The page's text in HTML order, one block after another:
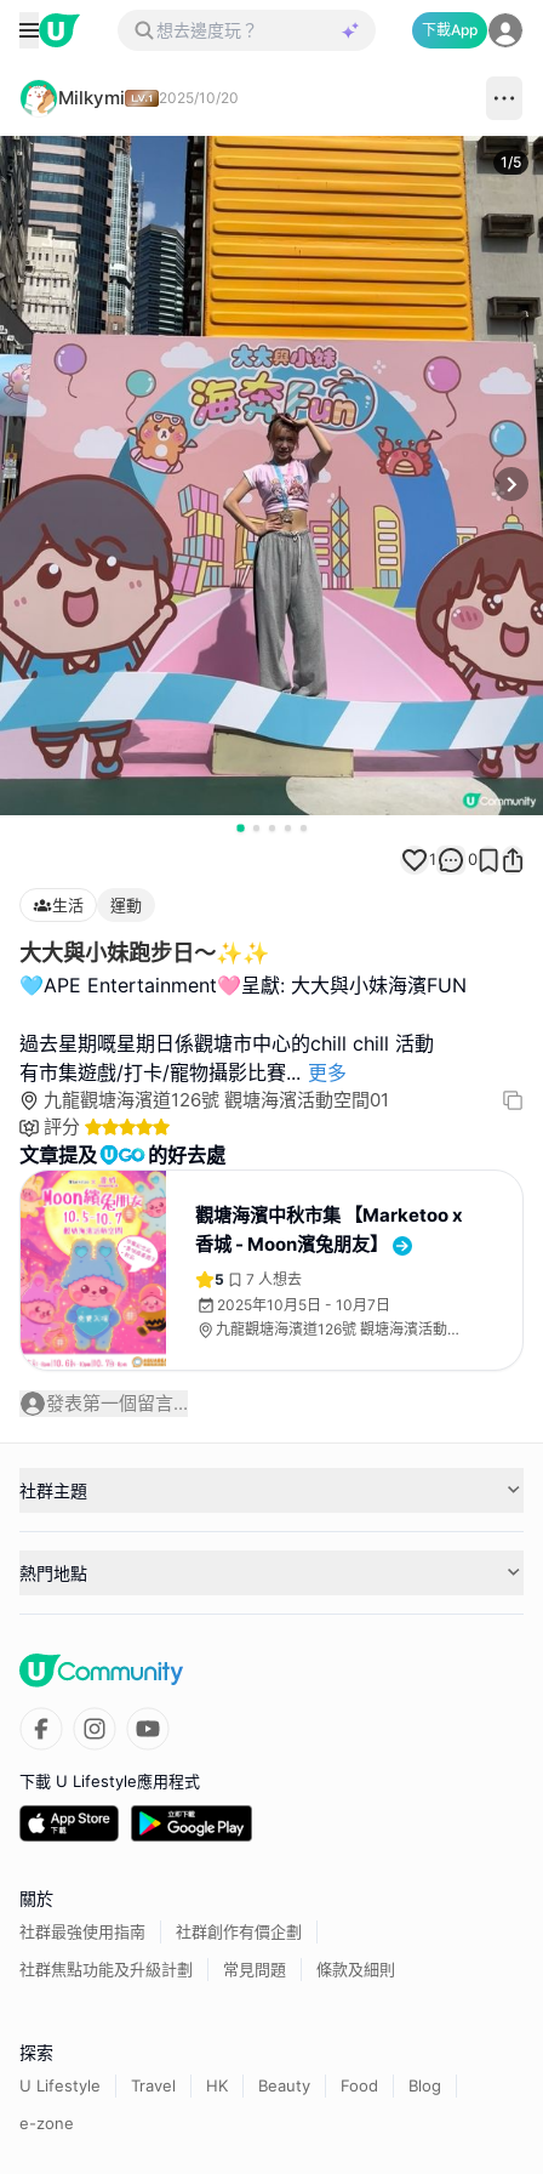
下載App
Milkymi 2025/10/20
1/5
1 0
生活 運動
大大與小妹跑步日～✨✨
🩵APE Entertainment🩷呈獻: 大大與小妹海濱FUN
過去星期嘅星期日係觀塘市中心的chill chill 活動
有市集遊戲/打卡/寵物攝影比賽... 更多
九龍觀塘海濱道126號 觀塘海濱活動空間01
評分
文章提及 的好去處
觀塘海濱中秋市集 【Marketoo x
香城 - Moon濱兔朋友】
5 7 人想去
2025年10月5日 - 10月7日
九龍觀塘海濱道126號 觀塘海濱活動空
發表第一個留言...
社群主題
熱門地點
下載 U Lifestyle應用程式
關於
社群最強使用指南
社群創作有價企劃
社群焦點功能及升級計劃
常見問題 條款及細則
探索
U Lifestyle Travel HK Beauty Food
Blog
e-zone